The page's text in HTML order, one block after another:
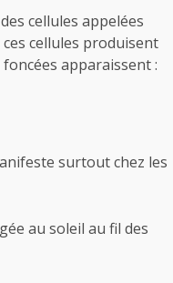
cellules appelées
cellules produisent
apparaissent :
surtout chez les
au soleil au fil des